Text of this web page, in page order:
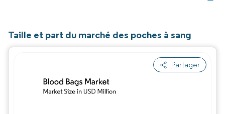
Taille et part du marché des poches à sang
Partager